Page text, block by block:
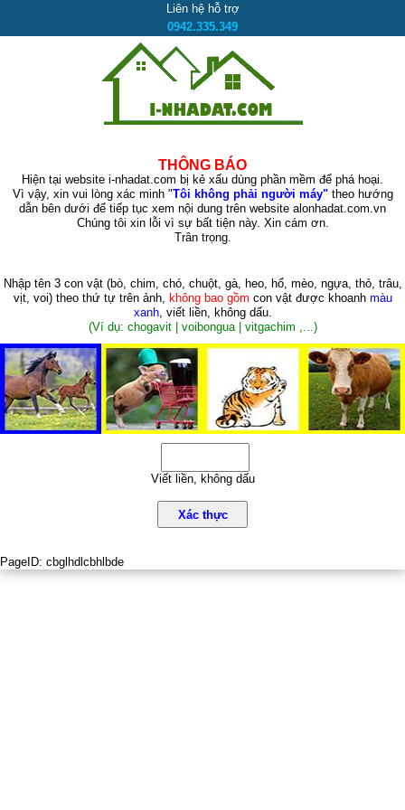
Liên hệ hỗ trợ
0942.335.349
THÔNG BÁO
Hiện tại website i-nhadat.com bị kẻ xấu dùng phần mềm để phá hoại.
Vì vậy, xin vui lòng xác minh "Tôi không phải người máy"theo hướng
dẫn bên dưới để tiếp tục xem nội dung trên website alonhadat.com.vn
Chúng tôi xin lỗi vì sự bất tiện này. Xin cám ơn.
Trân trọng.
Nhập tên 3 con vật (bò, chim, chó, chuột, gà, heo, hổ, mèo, ngựa, thỏ, trâu,
vịt, voi)theo thứ tự trên ảnh, không bao gồm con vật được khoanh màu
xanh, viết liền, không dấu.
(Ví dụ: chogavit | voibongua | vitgachim ,...)
Viết liền, không dấu
Xác thực
PageID: cbglhdlcbhlbde